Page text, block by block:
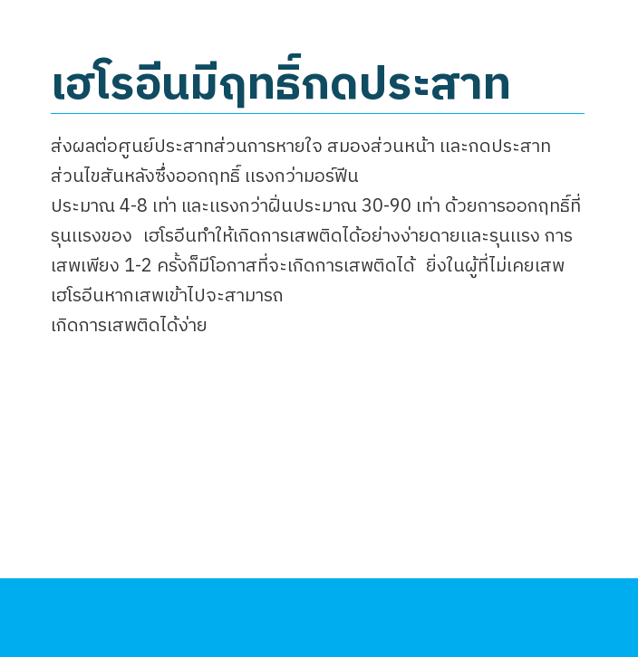
เฮโรอีนมีฤทธิ์กดประสาท
ส่งผลต่อศูนย์ประสาทส่วนการหายใจ สมองส่วนหน้า เเละกดประสาท
ส่วนไขสันหลังซึ่งออกฤทธิ์ เเรงกว่ามอร์ฟีน
ประมาณ 4-8 เท่า และเเรงกว่าฝิ่นประมาณ 30-90 เท่า ด้วยการออกฤทธิ์ที่
รุนเเรงของ เฮโรอีนทำให้เกิดการเสพติดได้อย่างง่ายดายเเละรุนเเรง การ
เสพเพียง 1-2 ครั้งก็มีโอกาสที่จะเกิดการเสพติดได้ ยิ่งในผู้ที่ไม่เคยเสพ
เฮโรอีนหากเสพเข้าไปจะสามารถ
เกิดการเสพติดได้ง่าย